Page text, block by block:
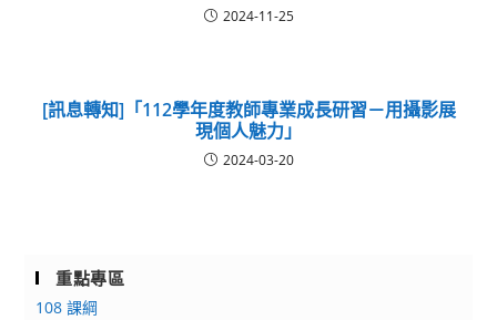
2024-11-25
[訊息轉知]「112學年度教師專業成長研習－用攝影展
現個人魅力」
2024-03-20
重點專區
108 課綱